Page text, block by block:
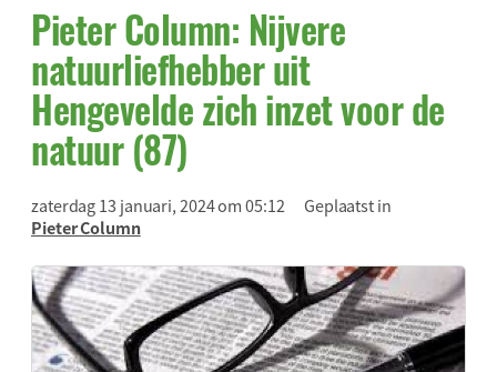
Pieter Column: Nijvere
natuurliefhebber uit
Hengevelde zich inzet voor de
natuur (87)
zaterdag 13 januari, 2024 om 05:12
Geplaatst in
Pieter Column